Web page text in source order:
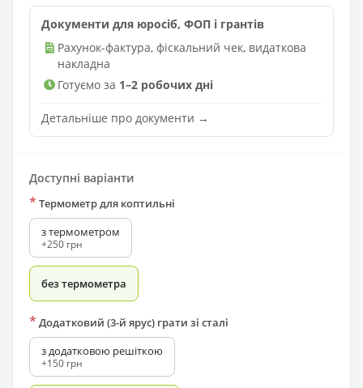
Документи для юросіб, ФОП і грантів
Рахунок-фактура, фіскальний чек, видаткова
накладна
Готуємо за 1–2 робочих дні
Детальніше про документи →
Доступні варіанти
* Термометр для коптильні
з термометром
+250 грн
без термометра
* Додатковий (3-й ярус) грати зі сталі
з додатковою решіткою
+150 грн